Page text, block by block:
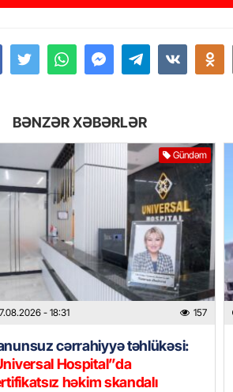
BƏNZƏR XƏBƏRLƏR
Gündəm
- 18:31 157
cərrahiyyə təhlükəsi:
Hospital”da
həkim skandalı